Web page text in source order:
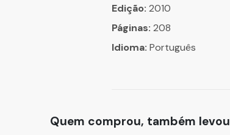
Edição: 2010
Páginas: 208
Idioma: Português
Quem comprou, também levou